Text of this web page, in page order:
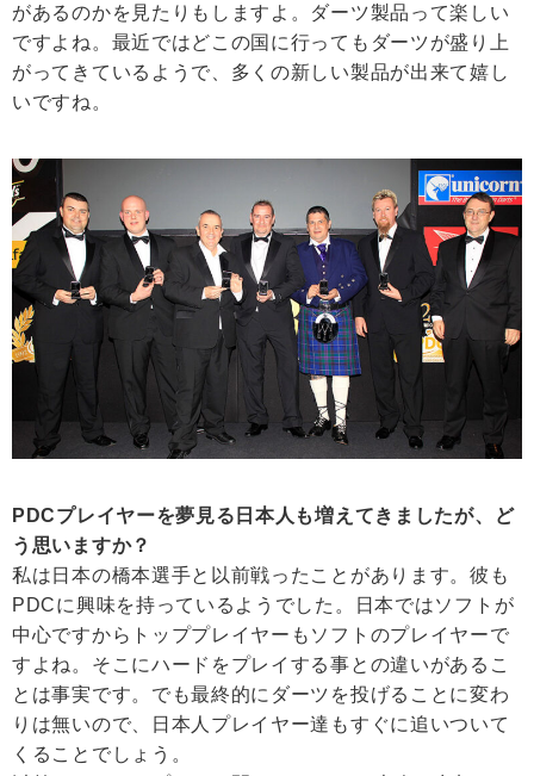
があるのかを見たりもしますよ。ダーツ製品って楽しい
ですよね。最近ではどこの国に行ってもダーツが盛り上
がってきているようで、多くの新しい製品が出来て嬉し
いですね。
PDCプレイヤーを夢見る日本人も増えてきましたが、ど
う思いますか？
私は日本の橋本選手と以前戦ったことがあります。彼も
PDCに興味を持っているようでした。日本ではソフトが
中心ですからトッププレイヤーもソフトのプレイヤーで
すよね。そこにハードをプレイする事との違いがあるこ
とは事実です。でも最終的にダーツを投げることに変わ
りは無いので、日本人プレイヤー達もすぐに追いついて
くることでしょう。